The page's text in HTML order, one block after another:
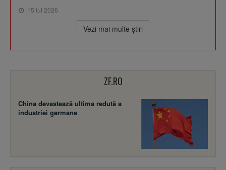
15 iul 2026
Vezi mai multe ştiri
ZF.RO
China devastează ultima redută a
industriei germane